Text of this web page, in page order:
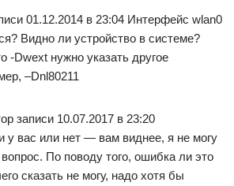
01.12.2014 в 23:04 Интерфейс wlan0
Видно ли устройство в системе?
-Dwext нужно указать другое
–Dnl80211
записи 10.07.2017 в 23:20
у вас или нет — вам виднее, я не могу
вопрос. По поводу того, ошибка ли это
сказать не могу, надо хотя бы